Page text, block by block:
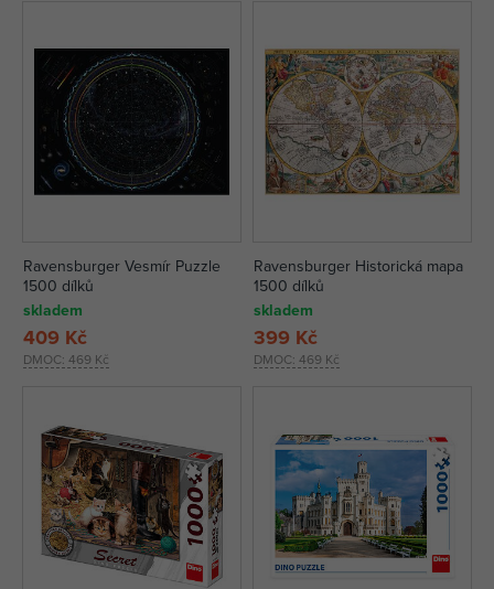
Ravensburger Vesmír Puzzle
1500 dílků
skladem
DMOC: 469 Kč
409 Kč
Ravensburger Historická mapa
1500 dílků
skladem
DMOC: 469 Kč
399 Kč